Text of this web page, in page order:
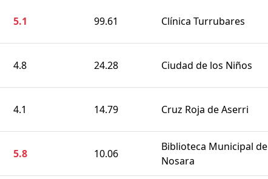
5.1 99.61 Clínica Turrubares
4.8 24.28 Ciudad de los Niños
4.1 14.79 Cruz Roja de Aserri
5.8 10.06
Biblioteca Municipal de
Nosara